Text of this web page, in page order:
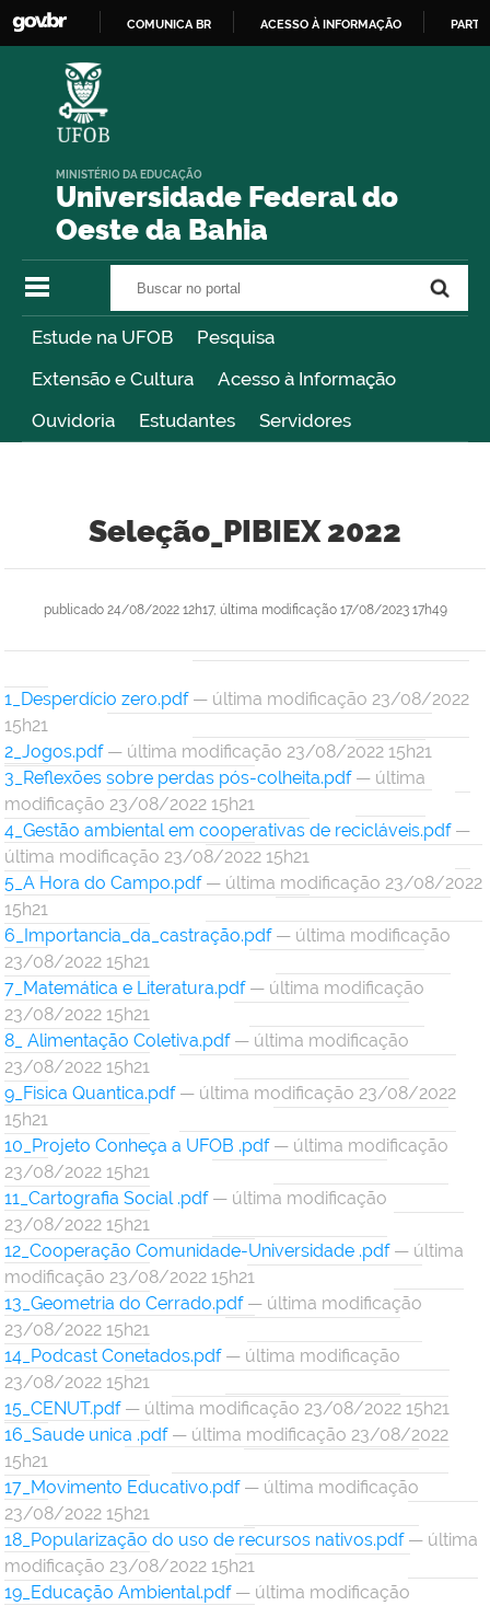
COMUNICA BR ACESSO À INFORMAÇÃO
Universidade Federal do
Oeste da Bahia
MINISTÉRIO DA EDUCAÇÃO
Estude na UFOB
Pesquisa
Extensão e Cultura
Acesso à Informação
Ouvidoria
Estudantes Servidores
Seleção_PIBIEX 2022
publicado24/08/2022 12h17, última modificação17/08/2023 17h49
1_Desperdício zero.pdf — última modificação 23/08/2022
15h21
2_Jogos.pdf — última modificação 23/08/2022 15h21
3_Reflexões sobre perdas pós-colheita.pdf — última
modificação 23/08/2022 15h21
4_Gestão ambiental em cooperativas de recicláveis.pdf —
última modificação 23/08/2022 15h21
5_A Hora do Campo.pdf — última modificação 23/08/2022
15h21
6_Importancia_da_castração.pdf — última modificação
23/08/2022 15h21
7_Matemática e Literatura.pdf — última modificação
23/08/2022 15h21
8_ Alimentação Coletiva.pdf — última modificação
23/08/2022 15h21
9_Fisica Quantica.pdf — última modificação 23/08/2022
15h21
10_Projeto Conheça a UFOB .pdf — última modificação
23/08/2022 15h21
11_Cartografia Social .pdf — última modificação
23/08/2022 15h21
12_Cooperação Comunidade-Universidade .pdf — última
modificação 23/08/2022 15h21
13_Geometria do Cerrado.pdf — última modificação
23/08/2022 15h21
14_Podcast Conetados.pdf — última modificação
23/08/2022 15h21
15_CENUT.pdf — última modificação 23/08/2022 15h21
16_Saude unica .pdf — última modificação 23/08/2022
15h21
17_Movimento Educativo.pdf — última modificação
23/08/2022 15h21
18_Popularização do uso de recursos nativos.pdf — última
modificação 23/08/2022 15h21
19_Educação Ambiental.pdf — última modificação